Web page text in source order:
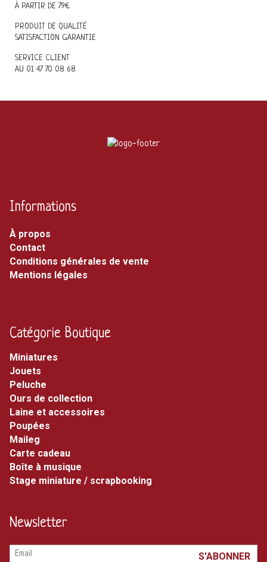
À PARTIR DE 79€
PRODUIT DE QUALITÉ
SATISFACTION GARANTIE
SERVICE CLIENT
AU 01 47 70 08 68
Informations
À propos
Contact
Conditions générales de vente
Mentions légales
Catégorie Boutique
miniatures
jouets
peluche
ours de collection
laine et accessoires
poupées
maileg
carte cadeau
boîte à musique
stage miniature / scrapbooking
Newsletter